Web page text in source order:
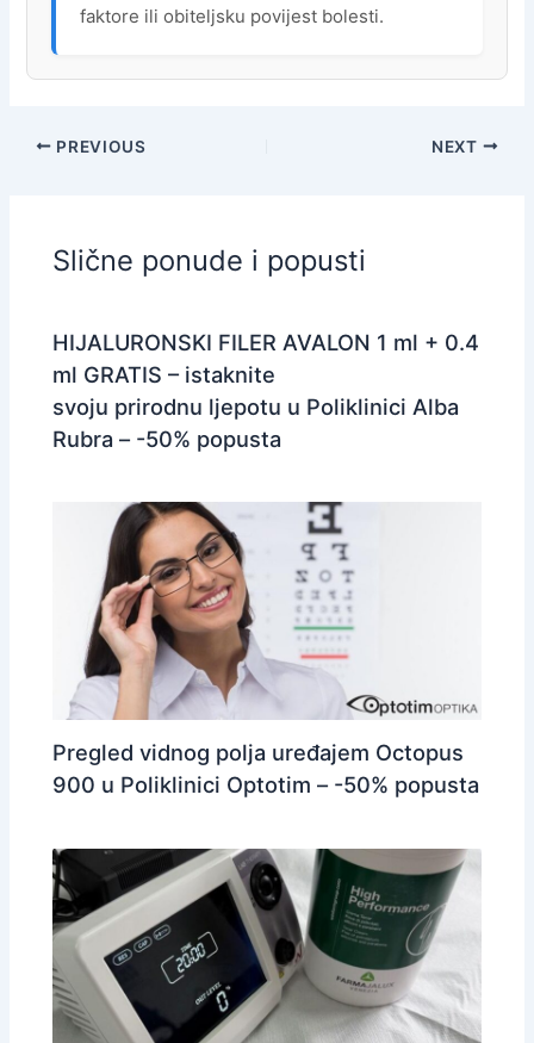
faktore ili obiteljsku povijest bolesti.
PREVIOUS NEXT
Slične ponude i popusti
HIJALURONSKI FILER AVALON 1 ml + 0.4
ml GRATIS – istaknite
svoju prirodnu ljepotu u Poliklinici Alba
Rubra – -50% popusta
Pregled vidnog polja uređajem Octopus
900 u Poliklinici Optotim – -50% popusta